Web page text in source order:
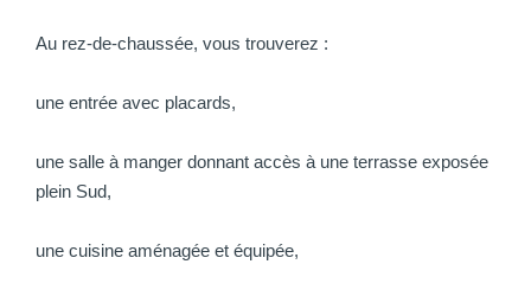
Au rez-de-chaussée, vous trouverez :
une entrée avec placards,
une salle à manger donnant accès à une terrasse exposée
plein Sud,
une cuisine aménagée et équipée,